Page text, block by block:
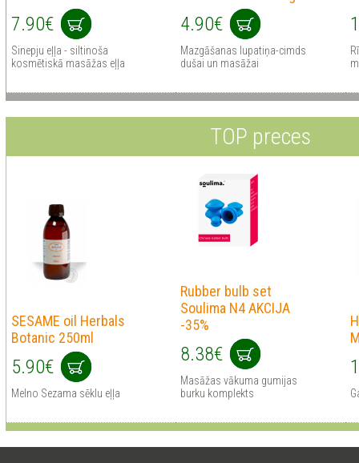
7.90€
Sinepju eļļa - siltinoša
kosmētiskā masāžas eļļa
4.90€
Mazgāšanas lupatiņa-cimds
dušai un masāžai
TOP preces
SESAME oil Herbals
Botanic 250ml
5.90€
Melno Sezama sēklu eļļa
Rubber bulb set
Soulima N4 AKCIJA
-35%
8.38€
Masāžas vākuma gumijas
burku komplekts